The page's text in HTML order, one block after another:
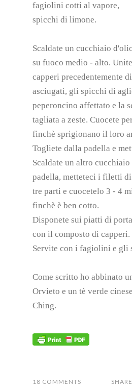
fagiolini cotti al vapore,
spicchi di limone.
Scaldate un cucchiaio
su fuoco medio - alto.
capperi precedentemente
asciugati, gli spicchi di
peperoncino affettato e la
tagliata a zeste. Cuocete
finchè sprigionano il loro
Togliete dalla padella e
Scaldate un altro
padella, metteteci i filetti
tre parti e cuocetelo 3 - 4
finchè è ben cotto.
Disponete sui piatti di
con il composto di capperi.
Servite con i fagiolini e gli
Come scritto ho abbinato
Orvieto e un tè verde
Ching.
18 COMMENTS